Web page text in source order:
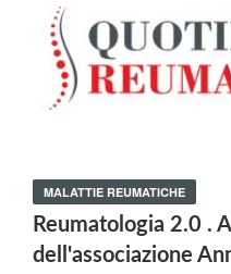
MALATTIE REUMATICHE
Reumatologia 2.0 .
dell'associazione